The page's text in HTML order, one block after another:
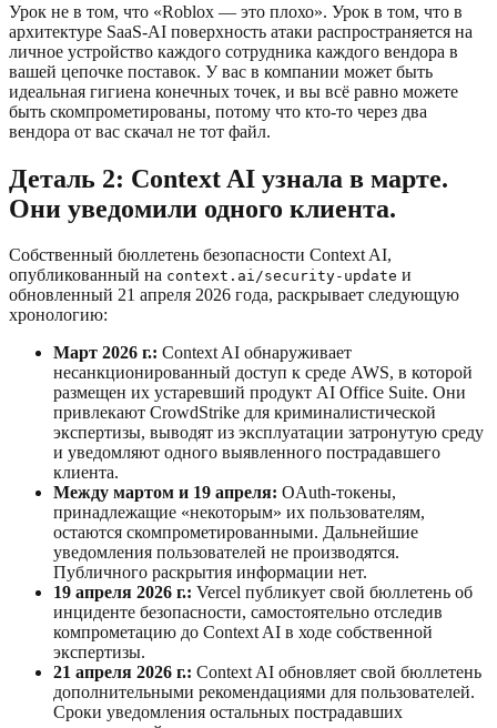
Урок не в том, что «Roblox — это плохо». Урок в том, что в
архитектуре SaaS-AI поверхность атаки распространяется на
личное устройство каждого сотрудника каждого вендора в
вашей цепочке поставок. У вас в компании может быть
идеальная гигиена конечных точек, и вы всё равно можете
быть скомпрометированы, потому что кто-то через два
вендора от вас скачал не тот файл.
Деталь 2: Context AI узнала в марте.
Они уведомили одного клиента.
Собственный бюллетень безопасности Context AI,
опубликованный на context.ai/security-update и
обновленный 21 апреля 2026 года, раскрывает следующую
хронологию:
Март 2026 г.: Context AI обнаруживает
несанкционированный доступ к среде AWS, в которой
размещен их устаревший продукт AI Office Suite. Они
привлекают CrowdStrike для криминалистической
экспертизы, выводят из эксплуатации затронутую среду
и уведомляют одного выявленного пострадавшего
клиента.
Между мартом и 19 апреля: OAuth-токены,
принадлежащие «некоторым» их пользователям,
остаются скомпрометированными. Дальнейшие
уведомления пользователей не производятся.
Публичного раскрытия информации нет.
19 апреля 2026 г.: Vercel публикует свой бюллетень об
инциденте безопасности, самостоятельно отследив
компрометацию до Context AI в ходе собственной
экспертизы.
21 апреля 2026 г.: Context AI обновляет свой бюллетень
дополнительными рекомендациями для пользователей.
Сроки уведомления остальных пострадавших